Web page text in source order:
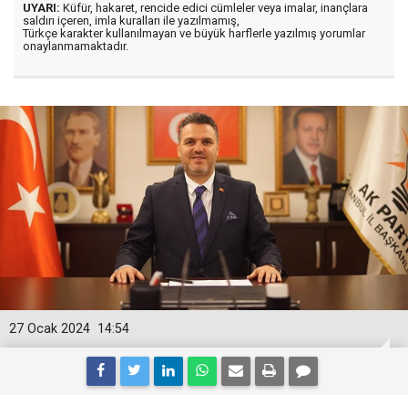
UYARI: Küfür, hakaret, rencide edici cümleler veya imalar, inançlara
saldırı içeren, imla kuralları ile yazılmamış,
Türkçe karakter kullanılmayan ve büyük harflerle yazılmış yorumlar
onaylanmamaktadır.
14:54
27 Ocak 2024